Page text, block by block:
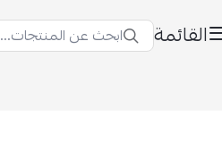
القائمة ابحث عن المنتجات...